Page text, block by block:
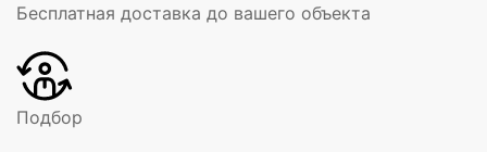
Бесплатная доставка до вашего объекта
Подбор